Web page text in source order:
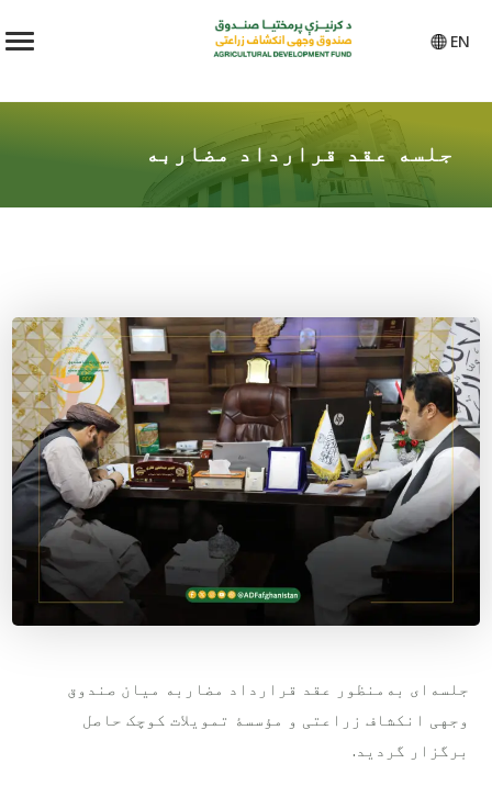
EN
جلسه عقد قرارداد مضاربه
جلسه‌ای به‌منظور عقد قرارداد مضاربه میان صندوق
وجهی انکشاف زراعتی و مؤسسۀ تمویلات کوچک حاصل
برگزار گردید.